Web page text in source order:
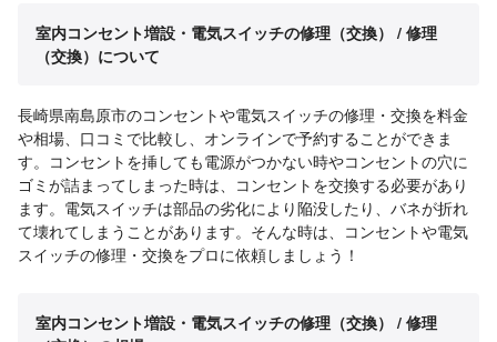
室内コンセント増設・電気スイッチの修理（交換） / 修理
（交換）について
長崎県南島原市のコンセントや電気スイッチの修理・交換を料金
や相場、口コミで比較し、オンラインで予約することができま
す。コンセントを挿しても電源がつかない時やコンセントの穴に
ゴミが詰まってしまった時は、コンセントを交換する必要があり
ます。電気スイッチは部品の劣化により陥没したり、バネが折れ
て壊れてしまうことがあります。そんな時は、コンセントや電気
スイッチの修理・交換をプロに依頼しましょう！
室内コンセント増設・電気スイッチの修理（交換） / 修理